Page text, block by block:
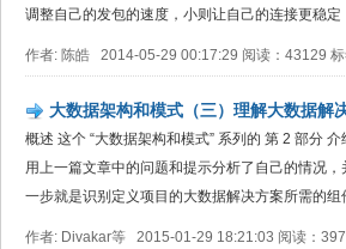
调整自己的发包的速度，小则让自己的连接更稳
作者: 陈皓 2014-05-29 00:17:29 阅读：43129 标
大数据架构和模式（三）理解大数据解
概述 这个 “大数据架构和模式” 系列的 第 2 部分
用上一篇文章中的问题和提示分析了自己的情况
一步就是识别定义项目的大数据解决方案所需的
作者: Divakar等 2015-01-29 18:21:03 阅读：